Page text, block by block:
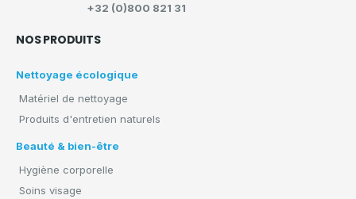
NOS PRODUITS
Nettoyage écologique
Matériel de nettoyage
Produits d'entretien naturels
Beauté & bien-être
Hygiène corporelle
Soins visage
+32 (0)800 821 31